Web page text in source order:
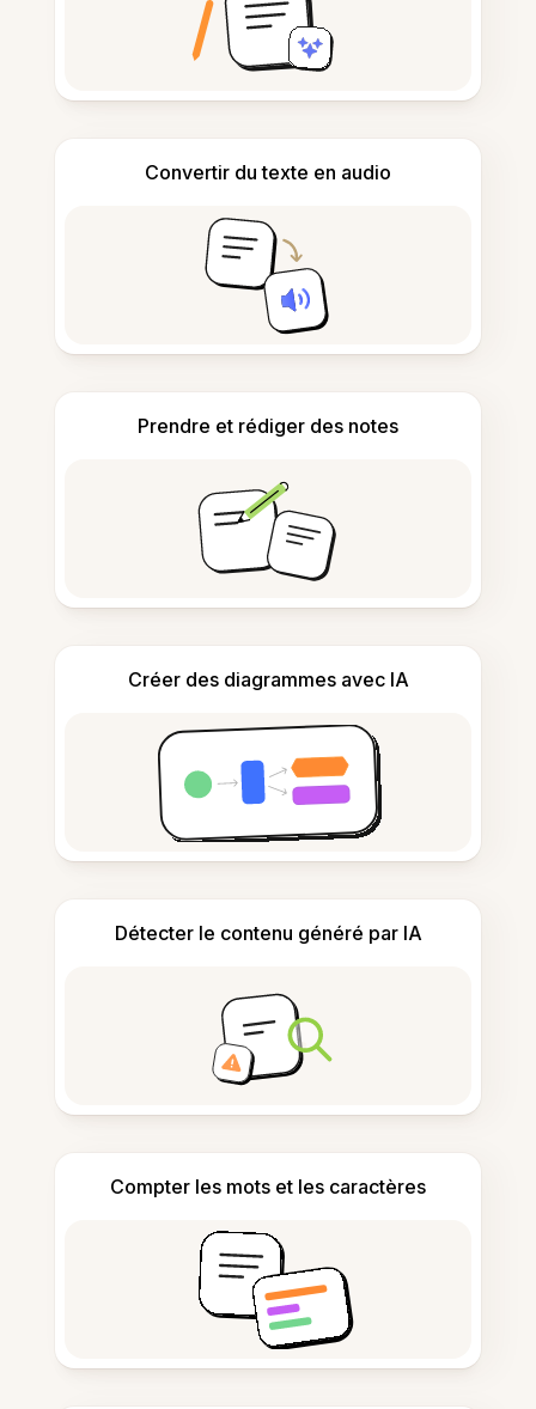
Convertir du texte en audio
Prendre et rédiger des notes
Créer des diagrammes avec IA
Détecter le contenu généré par IA
Compter les mots et les caractères